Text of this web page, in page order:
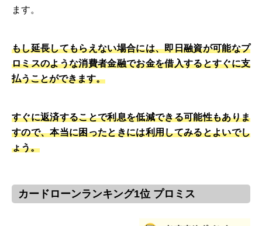
ます。
もし延長してもらえない場合には、即日融資が可能なプ
ロミスのような消費者金融でお金を借入するとすぐに支
払うことができます。
すぐに返済することで利息を低減できる可能性もありま
すので、本当に困ったときには利用してみるとよいでし
ょう。
カードローンランキング1位 プロミス